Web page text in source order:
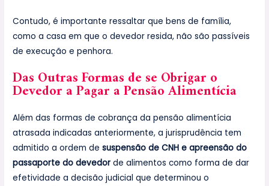
Contudo, é importante ressaltar que bens de família,
como a casa em que o devedor resida, não são passíveis
de execução e penhora.
Das Outras Formas de se Obrigar o
Devedor a Pagar a Pensão Alimentícia
Além das formas de cobrança da pensão alimentícia
atrasada indicadas anteriormente, a jurisprudência tem
admitido a ordem desuspensão de CNH e apreensão do
passaporte do devedor de alimentos como forma de dar
efetividade a decisão judicial que determinou o